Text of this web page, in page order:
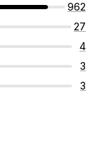
962
27
4
3
3